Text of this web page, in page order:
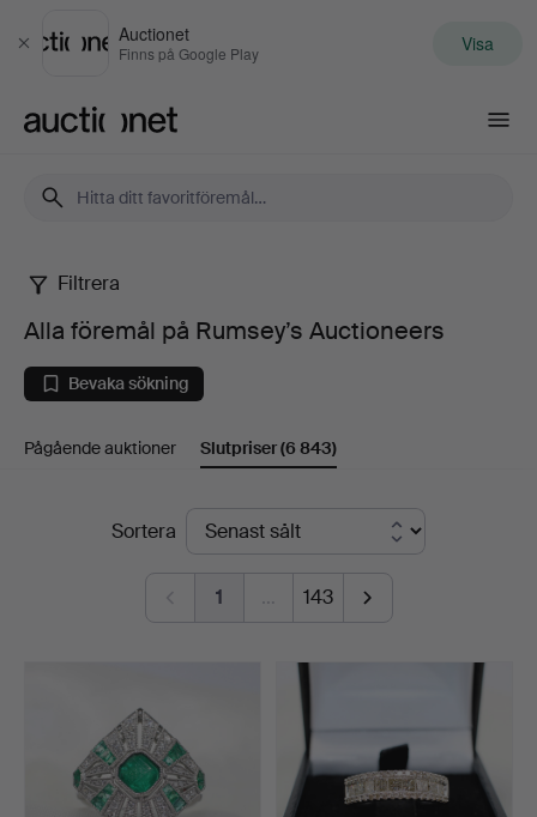
Stäng
Auctionet
Finns på Google Play Visa
Alla
föremål
på
Rumsey’s
Auctioneers
Filtrera
Alla föremål på Rumsey’s Auctioneers
Bevaka sökning
Pågående auktioner Slutpriser(6 843)
SlutpriserSortera
1 … 143